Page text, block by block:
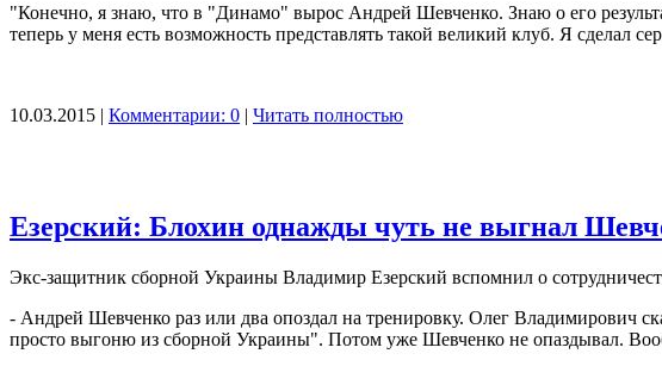
"Конечно, я знаю, что в "Динамо" вырос Андрей Шевченко. Знаю о его
теперь у меня есть возможность представлять такой великий клуб. Я сделал
10.03.2015 | Комментарии: 0 | Читать полностью
Езерский: Блохин однажды чуть не выгнал
Экс-защитник сборной Украины Владимир Езерский вспомнил о
- Андрей Шевченко раз или два опоздал на тренировку. Олег Владимирович
просто выгоню из сборной Украины". Потом уже Шевченко не опаздывал.